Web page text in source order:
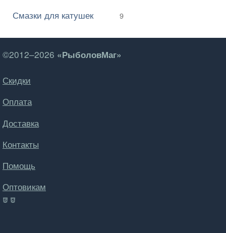
Смазки для катушек 9
©2012–2026 «РыболовМаг»
Скидки
Оплата
Доставка
Контакты
Помощь
Оптовикам